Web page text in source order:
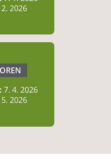
2026
7. 4. 2026
2026